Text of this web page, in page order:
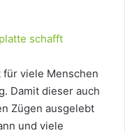
schafft
für viele Menschen
Damit dieser auch
Zügen ausgelebt
und viele